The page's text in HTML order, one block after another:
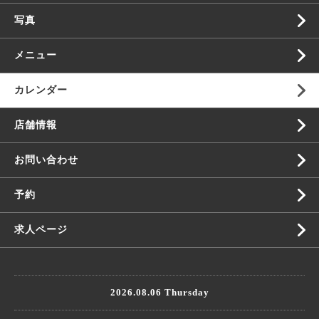
写真
メニュー
カレンダー
店舗情報
お問い合わせ
予約
求人ページ
2026.08.06 Thursday